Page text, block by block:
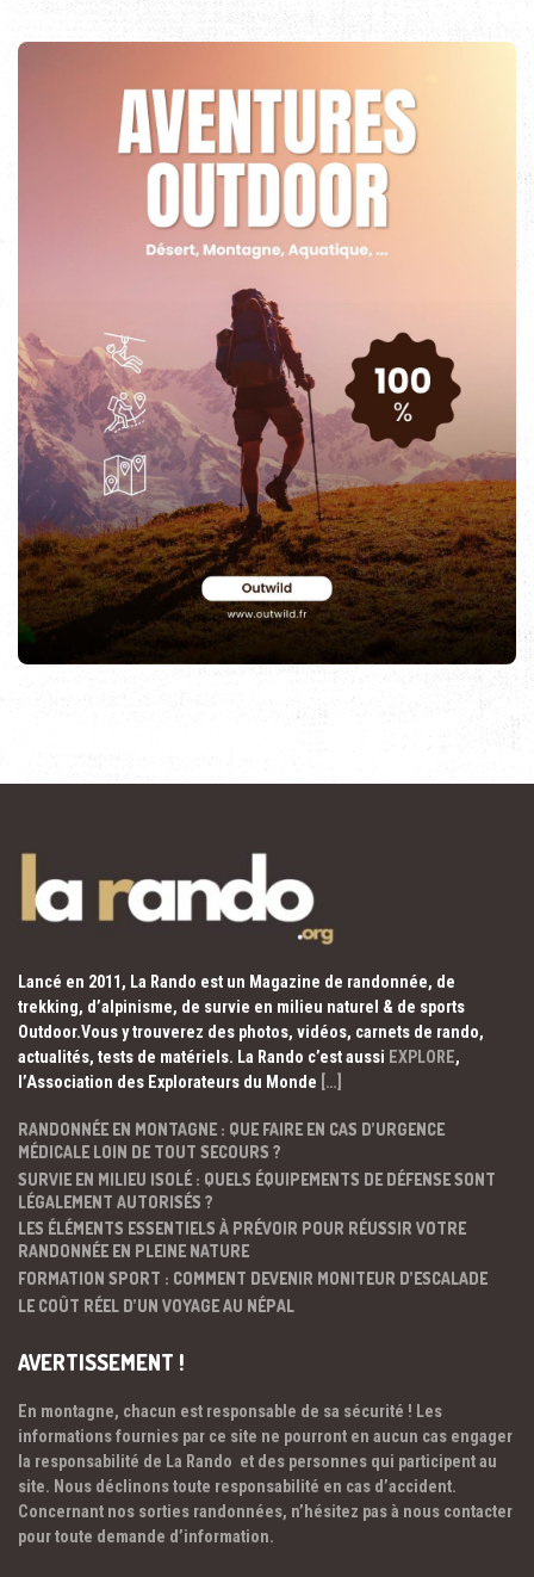
Lancé en 2011, La Rando est un Magazine de randonnée, de
trekking, d’alpinisme, de survie en milieu naturel & de sports
Outdoor.Vous y trouverez des photos, vidéos, carnets de rando,
actualités, tests de matériels. La Rando c’est aussi EXPLORE,
l’Association des Explorateurs du Monde […]
RANDONNÉE EN MONTAGNE : QUE FAIRE EN CAS D’URGENCE
MÉDICALE LOIN DE TOUT SECOURS ?
SURVIE EN MILIEU ISOLÉ : QUELS ÉQUIPEMENTS DE DÉFENSE SONT
LÉGALEMENT AUTORISÉS ?
LES ÉLÉMENTS ESSENTIELS À PRÉVOIR POUR RÉUSSIR VOTRE
RANDONNÉE EN PLEINE NATURE
FORMATION SPORT : COMMENT DEVENIR MONITEUR D’ESCALADE
LE COÛT RÉEL D’UN VOYAGE AU NÉPAL
AVERTISSEMENT !
En montagne, chacun est responsable de sa sécurité ! Les
informations fournies par ce site ne pourront en aucun cas engager
la responsabilité de La Rando et des personnes qui participent au
site. Nous déclinons toute responsabilité en cas d’accident.
Concernant nos sorties randonnées, n’hésitez pas à nous contacter
pour toute demande d’information.